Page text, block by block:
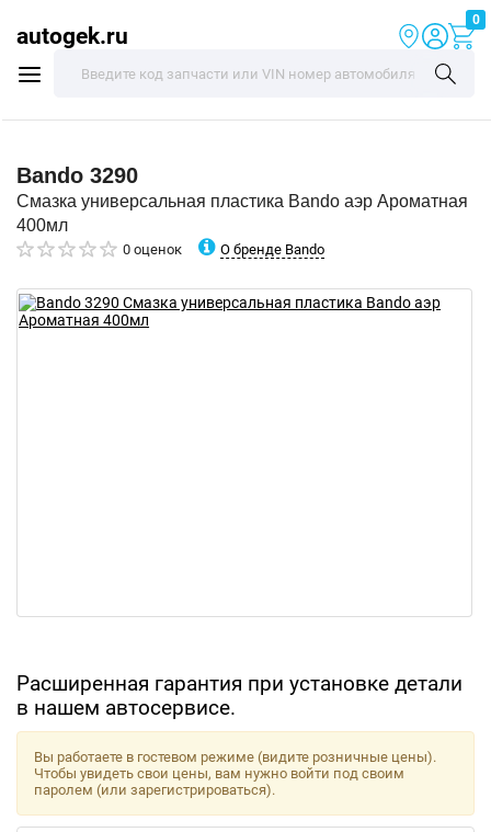
autogek.ru
0
Bando 3290
Смазка универсальная пластика Bando аэр Ароматная
400мл
0 оценок О бренде Bando
Расширенная гарантия при установке детали
в нашем автосервисе.
Вы работаете в гостевом режиме (видите розничные цены).
Чтобы увидеть свои цены, вам нужно войти под своим
паролем (или зарегистрироваться).